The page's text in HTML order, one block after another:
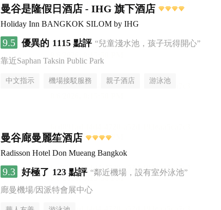
曼谷是隆假日酒店 - IHG 旗下酒店
Holiday Inn BANGKOK SILOM by IHG
9.5 優異的 1115 點評 “兒童淺水池，孩子玩得開心”
靠近Saphan Taksin Public Park
中文指示 機場接駁服務 親子酒店 游泳池
曼谷廊曼麗笙酒店
Radisson Hotel Don Mueang Bangkok
9.3 好極了 123 點評 “鄰近機場，設有室外泳池”
廊曼機場/因派特會展中心